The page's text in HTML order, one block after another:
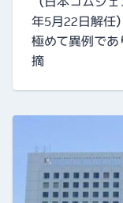
年5月22日解任
極めて異例で
摘